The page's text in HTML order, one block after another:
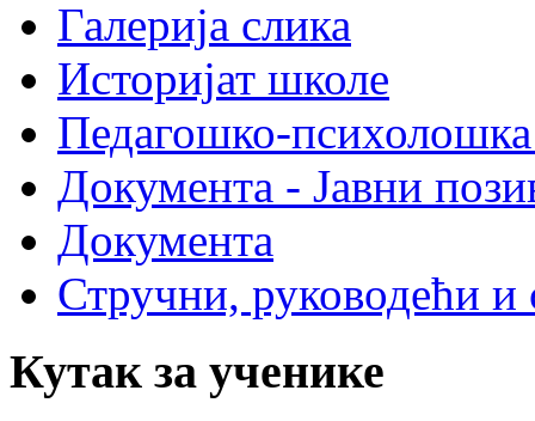
Галерија слика
Историјат школе
Педагошко-психолошка
Документа - Јавни
Документа
Стручни, руководећи и
Кутак за ученике